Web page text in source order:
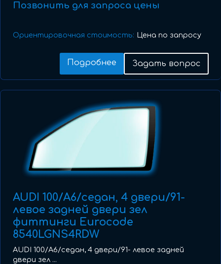
Позвонить для запроса цены
Ориентировочная стоимость: Цена по запросу
Подробнее Задать вопрос
AUDI 100/A6/седан, 4 двери/91-
левое задней двери зел
фиттинги Eurocode
8540LGNS4RDW
AUDI 100/A6/седан, 4 двери/91- левое задней
двери зел ...